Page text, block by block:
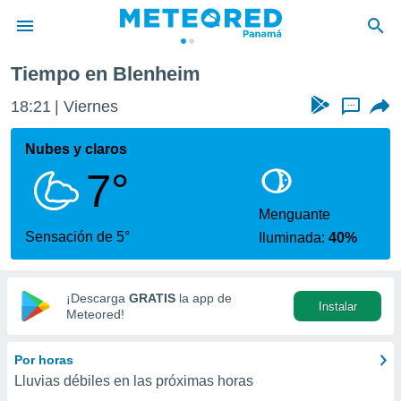
de
ha
calidad.
a este
las
y
digital
basada
Tiempo en Blenheim
18:21 Viernes ...
Nubes y claros
7°
Sensación de 5°
Menguante
Iluminada:40%
¡Descarga GRATIS la app de
Meteored!
Instalar
Por horas
Lluvias débiles en las próximas horas